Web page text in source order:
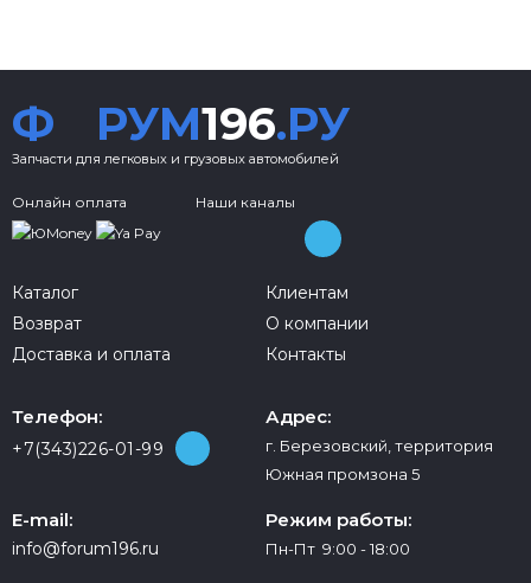
Ф РУМ196.РУ
Запчасти для легковых и грузовых автомобилей
Онлайн оплата Наши каналы
Каталог
Возврат
Доставка и оплата
Клиентам
О компании
Контакты
Телефон:
+7(343)226-01-99
Адрес:
г. Березовский, территория
Южная промзона 5
E-mail:
info@forum196.ru
Режим работы:
Пн-Пт 9:00 - 18:00